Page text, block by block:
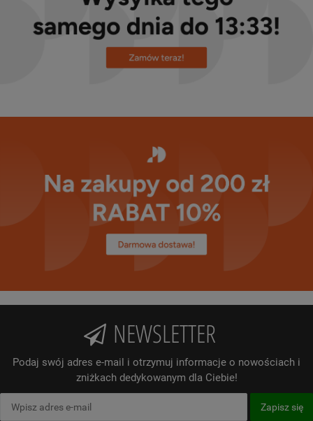
NEWSLETTER
Podaj swój adres e-mail i otrzymuj informacje o nowościach i
zniżkach dedykowanym dla Ciebie!